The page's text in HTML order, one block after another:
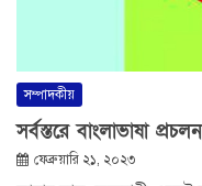
সম্পাদকীয়
সর্বস্তরে বাংলাভাষা প্রচলন
ফেব্রুয়ারি ২১, ২০২৩